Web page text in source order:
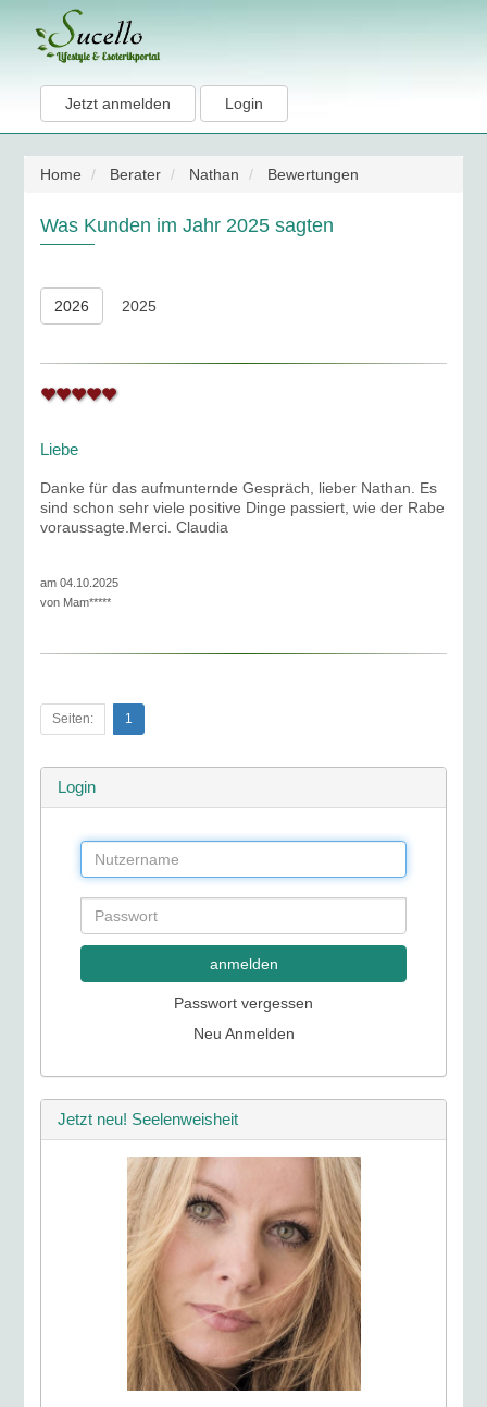
Jetzt anmelden Login
Home Berater Nathan Bewertungen
Was Kunden im Jahr 2025 sagten
2026 2025
Liebe
Danke für das aufmunternde Gespräch, lieber Nathan. Es
sind schon sehr viele positive Dinge passiert, wie der Rabe
voraussagte.Merci. Claudia
am 04.10.2025
von Mam*****
Seiten: 1
Login
anmelden
Passwort vergessen
Neu Anmelden
Jetzt neu! Seelenweisheit